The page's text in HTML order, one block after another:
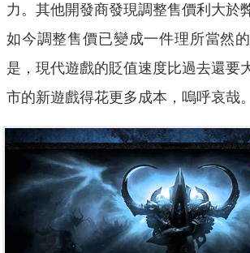
力。其他開發商發現調整售價利大於
如今調整售價已變成一件理所當然
是，現代遊戲的貶值速度比過去還要
市的新遊戲得花更多成本，嗚呼哀哉。